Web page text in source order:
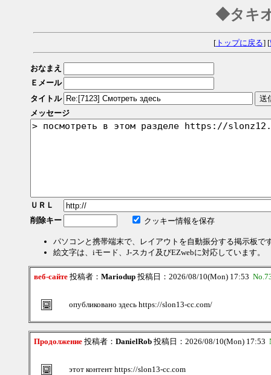
◆タキ
[トップに戻る] [
おなまえ
Ｅメール
タイトル
メッセージ
ＵＲＬ
削除キー
クッキー情報を保存
パソコンと携帯端末で、レイアウトを自動振分する掲示板で
絵文字は、iモード、J-スカイ及びEZwebに対応しています。
веб-сайте 投稿者： Mariodup 投稿日：2026/08/10(Mon) 17:53
опубликовано здесь https://slon13-cc.com/
Продолжение 投稿者： DanielRob 投稿日：2026/08/10(Mon) 17:53
этот контент https://slon13-cc.com